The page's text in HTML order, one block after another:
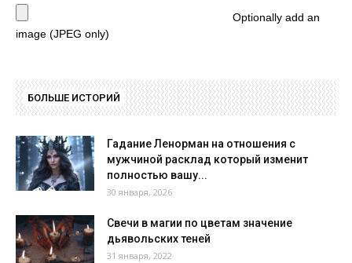
Optionally add an
image (JPEG only)
БОЛЬШЕ ИСТОРИЙ
Гадание Ленорман на отношения с
мужчиной расклад который изменит
полностью вашу...
30 января, 2026
Свечи в магии по цветам значение
дьявольских теней
31 января, 2022